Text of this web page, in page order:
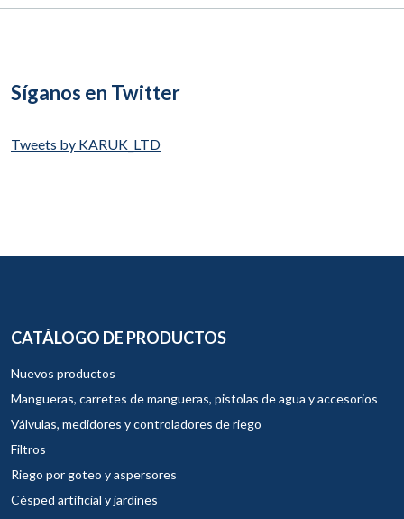
Síganos en Twitter
Tweets by KARUK_LTD
CATÁLOGO DE PRODUCTOS
Nuevos productos
Mangueras, carretes de mangueras, pistolas de agua y accesorios
Válvulas, medidores y controladores de riego
Filtros
Riego por goteo y aspersores
Césped artificial y jardines